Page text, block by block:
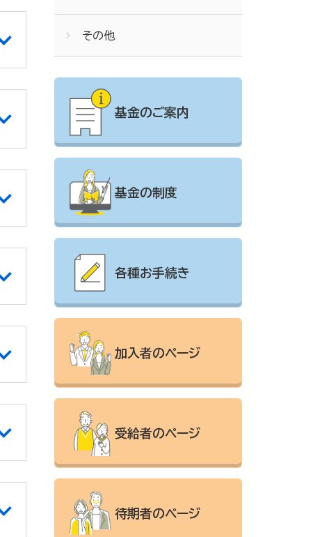
その他
基金のご案内
基金の制度
各種お手続き
加入者のページ
受給者のページ
待期者のページ